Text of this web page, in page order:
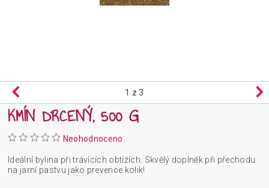
1 z 3
KMÍN DRCENÝ, 500 G
Neohodnoceno
Ideální bylina při trávících obtížích. Skvělý doplněk při přechodu
na jarní pastvu jako prevence kolik!